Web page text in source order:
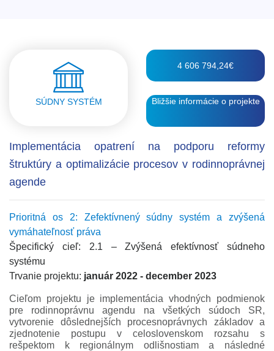
SÚDNY SYSTÉM
4 606 794,24€
Bližšie informácie o projekte
Implementácia opatrení na podporu reformy
štruktúry a optimalizácie procesov v rodinnoprávnej
agende
Prioritná os 2: Zefektívnený súdny systém a zvýšená
vymáhateľnosť práva
Špecifický cieľ: 2.1 – Zvýšená efektívnosť súdneho
systému
Trvanie projektu: január 2022 - december 2023
Cieľom projektu je implementácia vhodných podmienok
pre rodinnoprávnu agendu na všetkých súdoch SR,
vytvorenie dôslednejších procesnoprávnych základov a
zjednotenie postupu v celoslovenskom rozsahu s
rešpektom k regionálnym odlišnostiam a následné